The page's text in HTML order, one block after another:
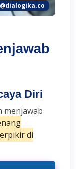
@dialogika.co
Diri
menjawab
di